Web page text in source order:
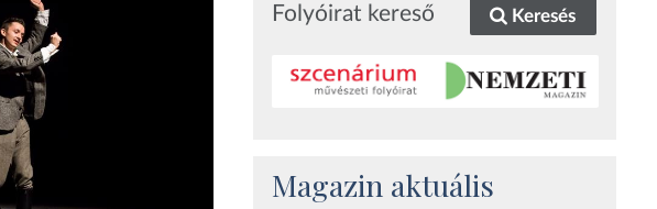
Folyóirat kereső Keresés
Magazin aktuális